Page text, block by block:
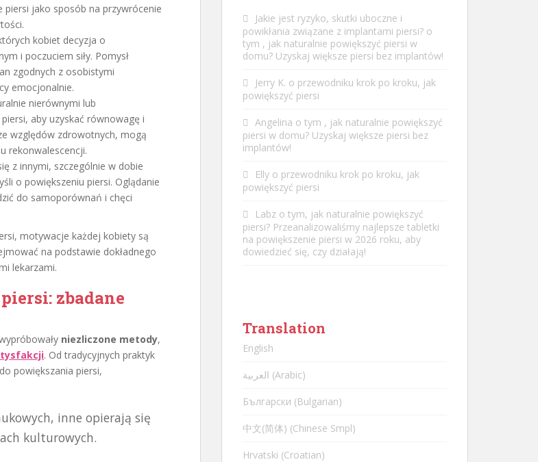
piersi jako sposób na przywrócenie
kobiet decyzja o
i poczuciem siły. Pomysł
zgodnych z osobistymi
emocjonalnie.
nierównymi lub
aby uzyskać równowagę i
względów zdrowotnych, mogą
rekonwalescencji.
z innymi, szczególnie w dobie
o powiększeniu piersi. Oglądanie
do samoporównań i chęci
motywacje każdej kobiety są
na podstawie dokładnego
lekarzami.
zbadane
niezliczone metody,
. Od tradycyjnych praktyk
powiększania piersi,
inne opierają się
kulturowych.
Jakie jest ryzyko, skutki uboczne i
powikłania związane z implantami piersi? o
tym , jak naturalnie powiększyć piersi w
domu? Uzyskaj większe piersi bez implantów!
Jerry K. o przewodniku krok po kroku, jak
powiększyć piersi
Angelina o tym , jak naturalnie powiększyć
piersi w domu? Uzyskaj większe piersi bez
implantów!
Elly o przewodniku krok po kroku, jak
powiększyć piersi
Labz o tym, jak naturalnie powiększyć
piersi? Przeanalizowaliśmy najlepsze tabletki
na powiększenie piersi w 2026 roku, aby
dowiedzieć się, czy działają!
Translation
English
العربية (Arabic)
Български (Bulgarian)
中文(简体) (Chinese Smpl)
Hrvatski (Croatian)